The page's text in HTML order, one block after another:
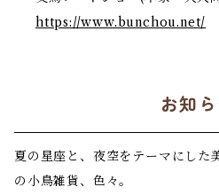
https://www.bunchou.net/
お知
夏の星座と、夜空をテーマにした
の小鳥雑貨、色々。